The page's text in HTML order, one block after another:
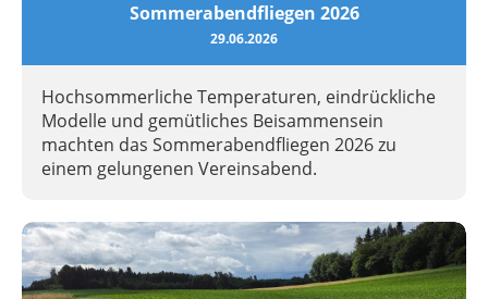
Sommerabendfliegen 2026
29.06.2026
Hochsommerliche Temperaturen, eindrückliche
Modelle und gemütliches Beisammensein
machten das Sommerabendfliegen 2026 zu
einem gelungenen Vereinsabend.